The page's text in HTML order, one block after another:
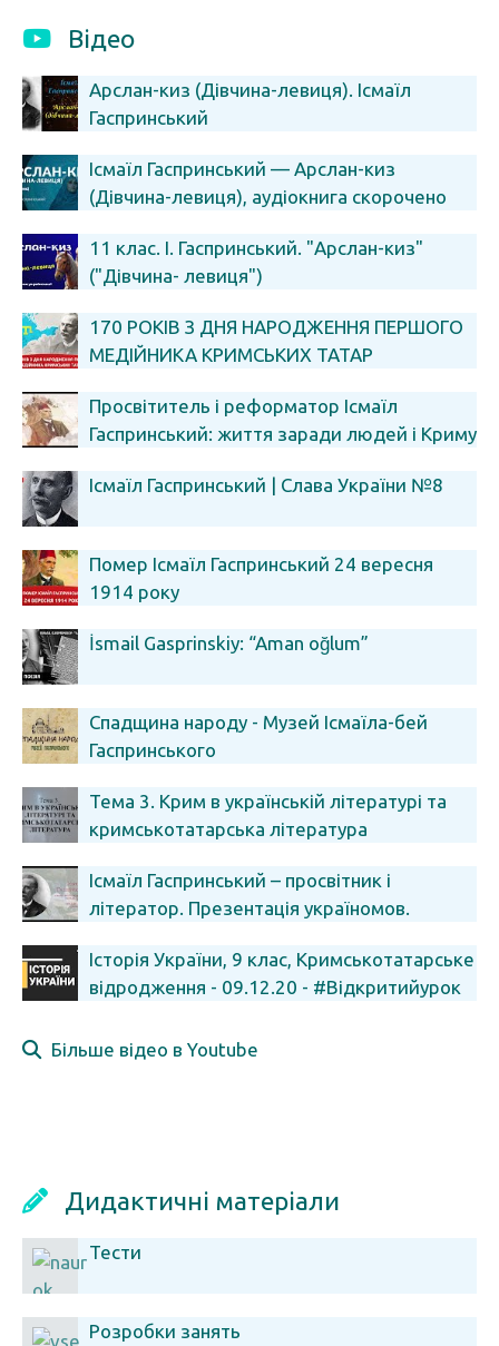
Відео
Арслан-киз (Дівчина-левиця). Ісмаїл
Гаспринський
Ісмаїл Гаспринський — Арслан-киз
(Дівчина-левиця), аудіокнига скорочено
11 клас. І. Гаспринський. "Арслан-киз"
("Дівчина- левиця")
170 РОКІВ З ДНЯ НАРОДЖЕННЯ ПЕРШОГО
МЕДІЙНИКА КРИМСЬКИХ ТАТАР
Просвітитель і реформатор Ісмаїл
Гаспринський: життя заради людей і Криму
Ісмаїл Гаспринський | Слава України №8
Помер Ісмаїл Гаспринський 24 вересня
1914 року
İsmail Gasprinskiy: “Aman oğlum”
Спадщина народу - Музей Ісмаїла-бей
Гаспринського
Тема 3. Крим в українській літературі та
кримськотатарська література
Ісмаїл Гаспринський – просвітник і
літератор. Презентація україномов.
Історія України, 9 клас, Кримськотатарське
відродження - 09.12.20 - #Відкритийурок
Більше відео в Youtube
Дидактичні матеріали
Тести
Розробки занять